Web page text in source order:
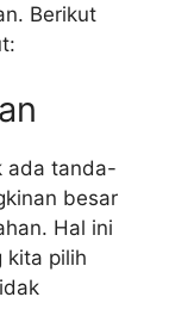
Berikut
ada tanda-
besar
Hal ini
kita pilih